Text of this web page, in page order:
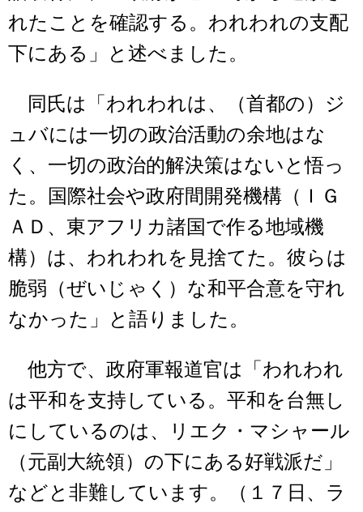
れたことを確認する。われわれの支配
下にある」と述べました。
同氏は「われわれは、（首都の）ジ
ュバには一切の政治活動の余地はな
く、一切の政治的解決策はないと悟っ
た。国際社会や政府間開発機構（ＩＧ
ＡＤ、東アフリカ諸国で作る地域機
構）は、われわれを見捨てた。彼らは
脆弱（ぜいじゃく）な和平合意を守れ
なかった」と語りました。
他方で、政府軍報道官は「われわれ
は平和を支持している。平和を台無し
にしているのは、リエク・マシャール
（元副大統領）の下にある好戦派だ」
などと非難しています。（１７日、ラ